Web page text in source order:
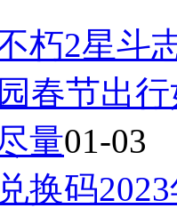
朽2星斗
春节出
量01-03
换码